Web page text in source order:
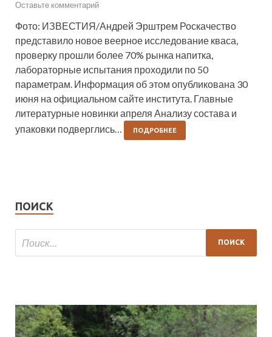
Оставьте комментарий
Фото: ИЗВЕСТИЯ/Андрей Эрштрем Роскачество
представило новое веерное исследование кваса,
проверку прошли более 70% рынка напитка,
лабораторные испытания проходили по 50
параметрам. Информация об этом опубликована 30
июня на официальном сайте института. Главные
литературные новинки апреля Анализу состава и
упаковки подверглись…
ПОДРОБНЕЕ
ПОИСК